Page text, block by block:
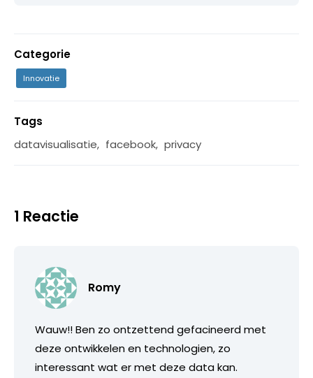
Categorie
Innovatie
Tags
datavisualisatie, facebook, privacy
1 Reactie
Romy
Wauw!! Ben zo ontzettend gefacineerd met
deze ontwikkelen en technologien, zo
interessant wat er met deze data kan.